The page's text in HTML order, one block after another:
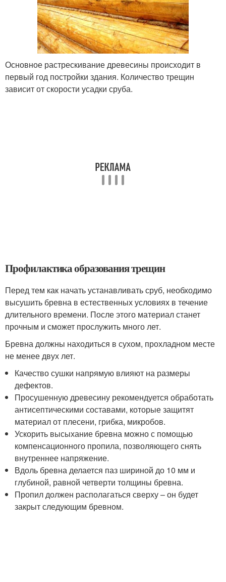
Основное растрескивание древесины происходит в
первый год постройки здания. Количество трещин
зависит от скорости усадки сруба.
Профилактика образования трещин
Перед тем как начать устанавливать сруб, необходимо
высушить бревна в естественных условиях в течение
длительного времени. После этого материал станет
прочным и сможет прослужить много лет.
Бревна должны находиться в сухом, прохладном месте
не менее двух лет.
Качество сушки напрямую влияют на размеры
дефектов.
Просушенную древесину рекомендуется обработать
антисептическими составами, которые защитят
материал от плесени, грибка, микробов.
Ускорить высыхание бревна можно с помощью
компенсационного пропила, позволяющего снять
внутреннее напряжение.
Вдоль бревна делается паз шириной до 10 мм и
глубиной, равной четверти толщины бревна.
Пропил должен располагаться сверху – он будет
закрыт следующим бревном.